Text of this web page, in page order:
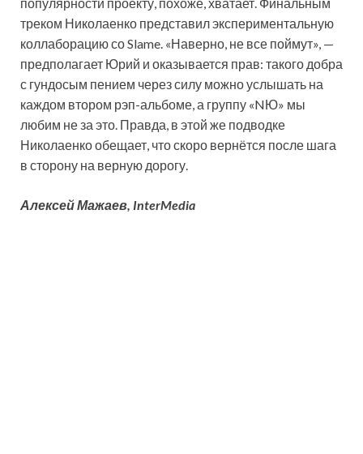
треком Николаенко представил экспериментальную
коллаборацию со Slame. «Наверно, не все поймут», —
предполагает Юрий и оказывается прав: такого добра
с гундосым пением через силу можно услышать на
каждом втором рэп-альбоме, а группу «NЮ» мы
любим не за это. Правда, в этой же подводке
Николаенко обещает, что скоро вернётся после шага
в сторону на верную дорогу.
Алексей Мажаев, InterMedia